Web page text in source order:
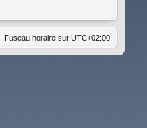
Fuseau horaire sur UTC+02:00